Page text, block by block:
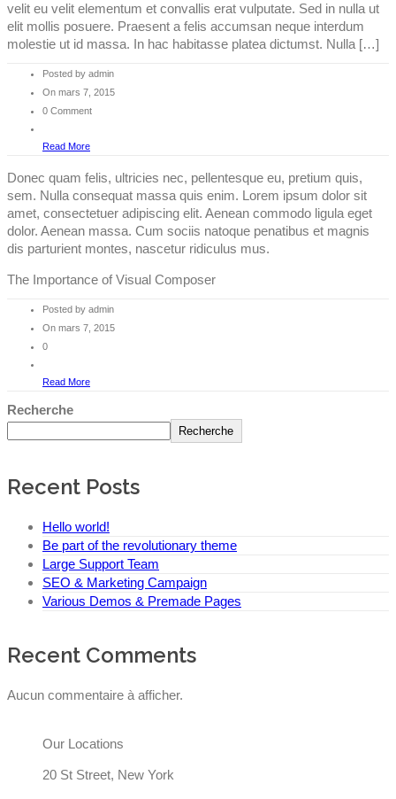
velit eu velit elementum et convallis erat vulputate. Sed in nulla ut
elit mollis posuere. Praesent a felis accumsan neque interdum
molestie ut id massa. In hac habitasse platea dictumst. Nulla […]
Posted by admin
On mars 7, 2015
0 Comment
Read More
Donec quam felis, ultricies nec, pellentesque eu, pretium quis,
sem. Nulla consequat massa quis enim. Lorem ipsum dolor sit
amet, consectetuer adipiscing elit. Aenean commodo ligula eget
dolor. Aenean massa. Cum sociis natoque penatibus et magnis
dis parturient montes, nascetur ridiculus mus.
The Importance of Visual Composer
Posted by admin
On mars 7, 2015
0
Read More
Recherche
Recherche
Recent Posts
Hello world!
Be part of the revolutionary theme
Large Support Team
SEO & Marketing Campaign
Various Demos & Premade Pages
Recent Comments
Aucun commentaire à afficher.
Our Locations
20 St Street, New York